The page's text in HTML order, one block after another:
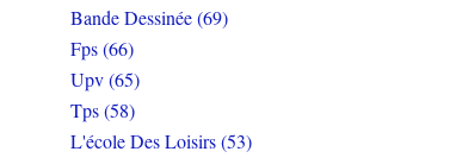
Bande Dessinée (69)
Fps (66)
Upv (65)
Tps (58)
L'école Des Loisirs (53)